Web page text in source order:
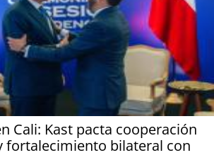
Cali: Kast pacta cooperación
fortalecimiento bilateral con